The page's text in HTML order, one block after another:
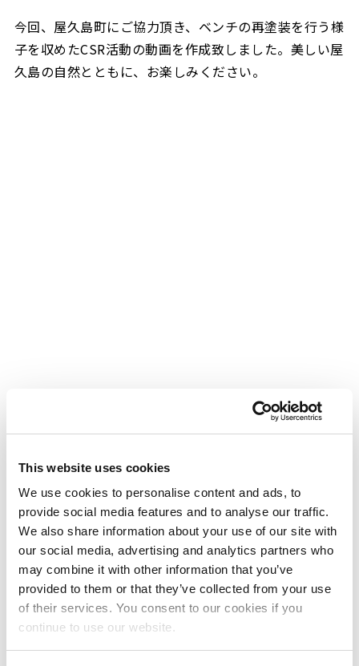
This website uses cookies
We use cookies to personalise content and ads, to
provide social media features and to analyse our traffic.
We also share information about your use of our site with
our social media, advertising and analytics partners who
may combine it with other information that you’ve
provided to them or that they’ve collected from your use
of their services. You consent to our cookies if you
continue to use our website.
今回、屋久島町にご協力頂き、ベンチの再塗装を行う様
子を収めたCSR活動の動画を作成致しました。美しい屋
久島の自然とともに、お楽しみください。
ノンロット®とは
「ノンロット®」は、木材が本来持つ通気性（調湿
性）を最大限活かしながら、風雨をしのぐ超撥水
性、耐UV性、防腐・防カビ・防虫性を有する安全性
の高い塗料です。木の呼吸を妨げないため、心地よ
い木の香りを感じられます。
http://www.nonrot.jp/index.html